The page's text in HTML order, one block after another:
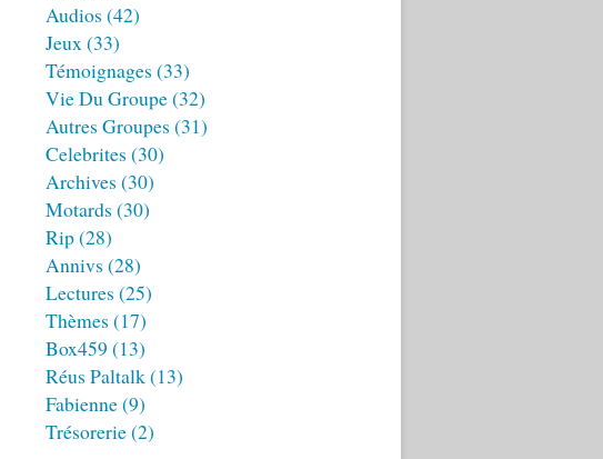
Audios (42)
Jeux(33)
Témoignages (33)
Vie Du Groupe(32)
Autres Groupes (31)
Celebrites (30)
Archives (30)
Motards (30)
Rip(28)
Annivs (28)
Lectures (25)
Thèmes (17)
Box459 (13)
Réus Paltalk(13)
Fabienne(9)
Trésorerie(2)